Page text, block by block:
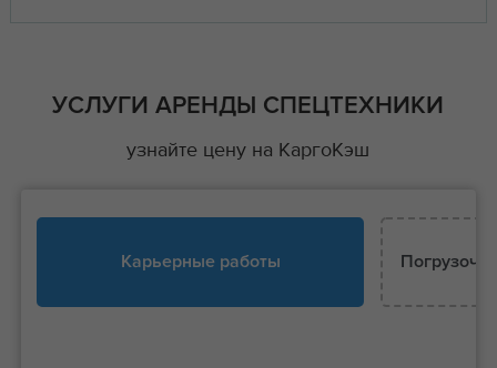
УСЛУГИ АРЕНДЫ СПЕЦТЕХНИКИ
узнайте цену на КаргоКэш
Карьерные работы